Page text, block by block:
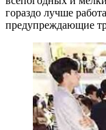
гораздо лучше
предупреждающие